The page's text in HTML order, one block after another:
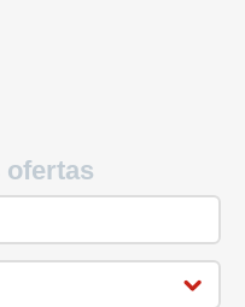
ofertas